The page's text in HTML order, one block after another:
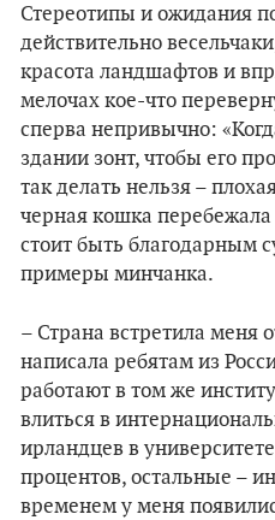
Стереотипы и ожидания
действительно
красота ландшафтов и
мелочах кое-что
сперва непривычно:
здании зонт, чтобы его
так делать нельзя –
черная кошка перебежала
стоит быть благодарным
примеры минчанка.
– Страна встретила меня
написала ребятам из
работают в том же
влиться в
ирландцев в
процентов, остальные –
временем у меня